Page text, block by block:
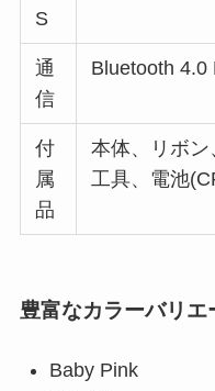
S
通
信
Bluetooth 4.0
付
属
品
本体、リボン
工具、電池
豊富なカラーバリエ
Baby Pink